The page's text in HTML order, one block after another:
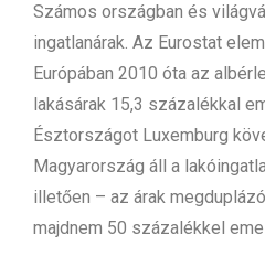
Számos országban és
ingatlanárak. Az Eurostat
Európában 2010 óta az
lakásárak 15,3 százalékkal
Észtországot Luxemburg
Magyarország áll a
illetően – az árak
majdnem 50 százalékkel